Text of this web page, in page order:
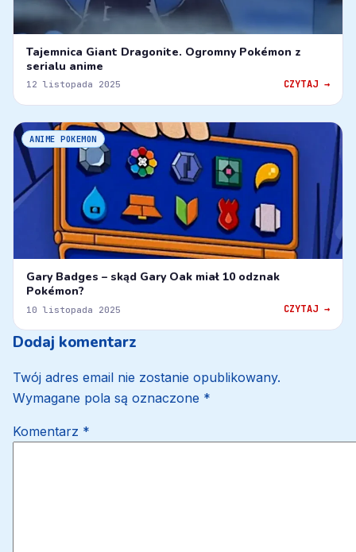
Tajemnica Giant Dragonite. Ogromny Pokémon z
serialu anime
12 listopada 2025 CZYTAJ →
ANIME POKEMON
Gary Badges – skąd Gary Oak miał 10 odznak
Pokémon?
10 listopada 2025 CZYTAJ →
Dodaj komentarz
Twój adres email nie zostanie opublikowany.
Wymagane pola są oznaczone *
Komentarz *